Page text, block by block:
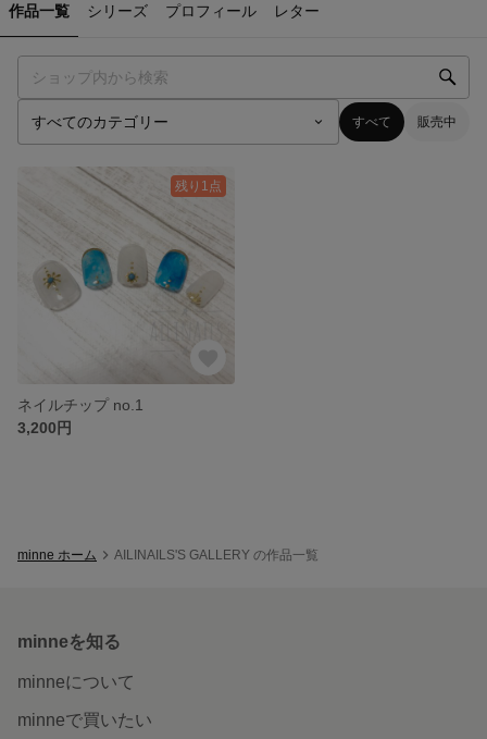
作品一覧 シリーズ プロフィール レター
すべて 販売中
残り1点
ネイルチップ no.1
3,200円
minne ホーム AILINAILS'S GALLERY の作品一覧
minneを知る
minneについて
minneで買いたい